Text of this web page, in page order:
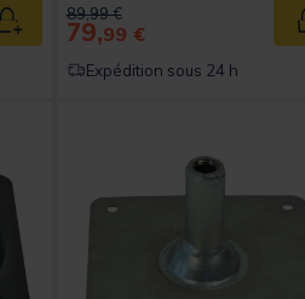
Ajouter au panier
Price reduced from
89,99 €to
79,99 €
Expédition sous 24 h